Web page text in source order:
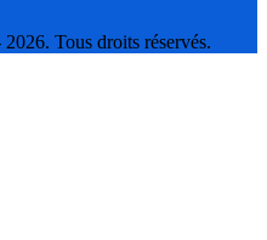
Tous droits réservés.